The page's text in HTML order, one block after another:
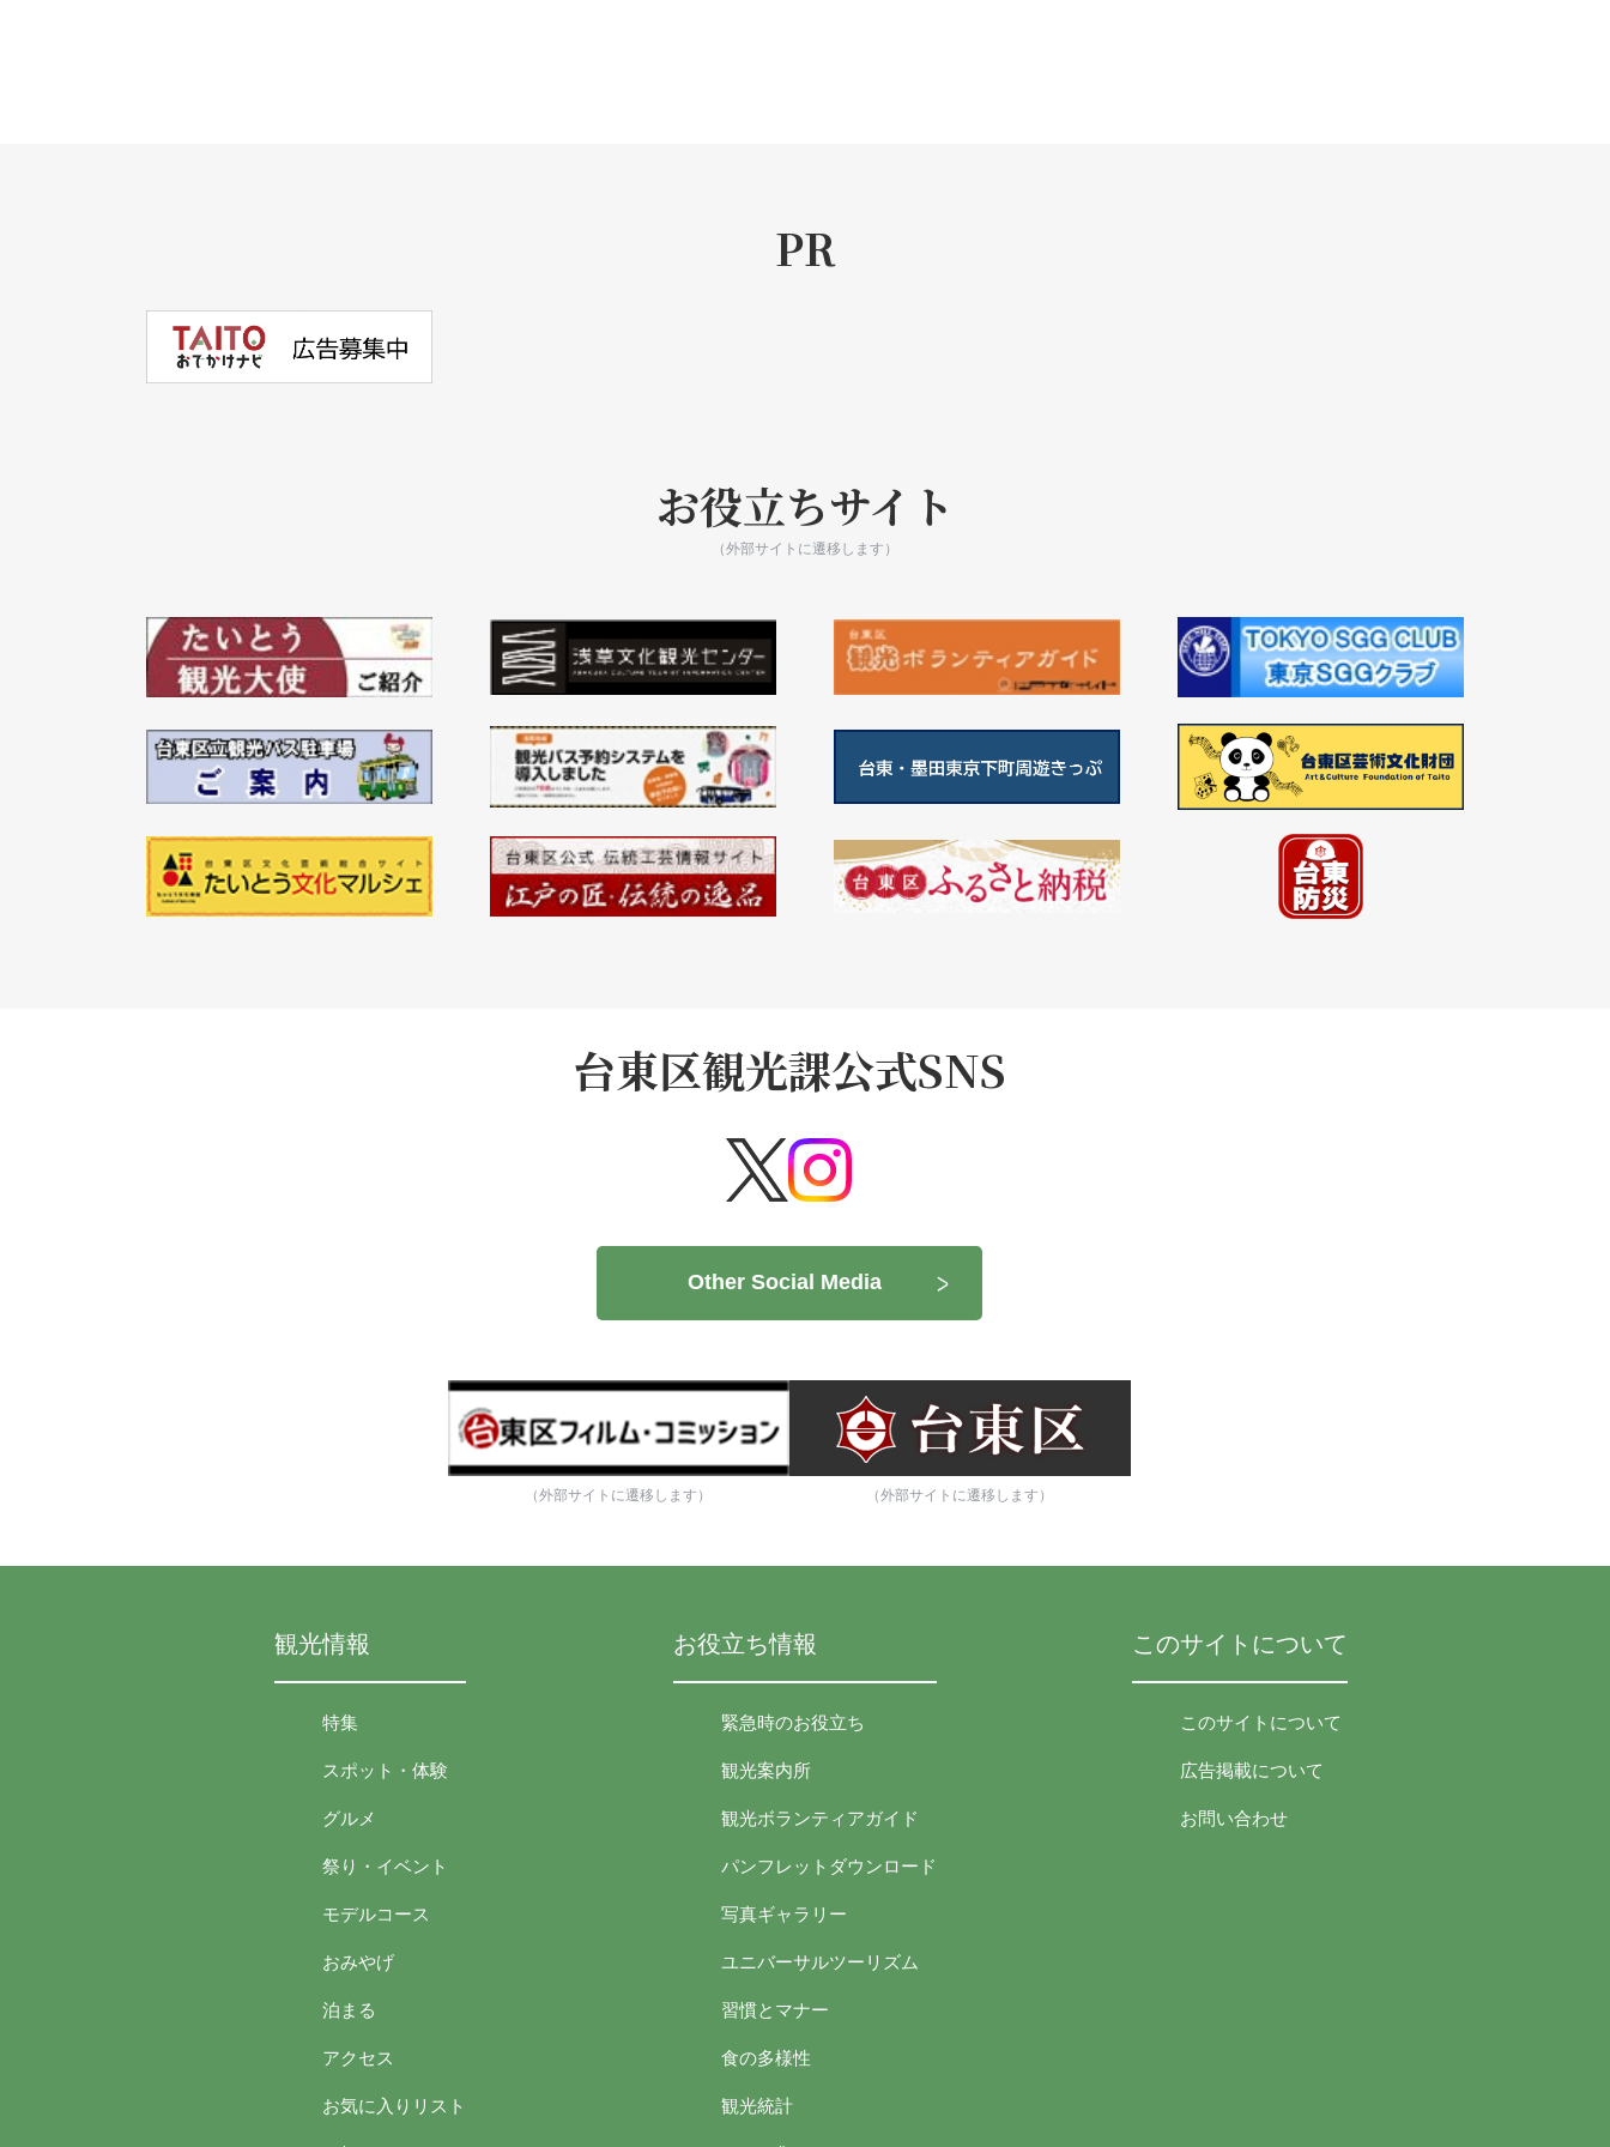
PR
お役立ちサイト
（外部サイトに遷移します）
台東区観光課公式SNS
Other Social Media
（外部サイトに遷移します） （外部サイトに遷移します）
観光情報
特集
スポット・体験
グルメ
祭り・イベント
モデルコース
おみやげ
泊まる
アクセス
お気に入りリスト
お役立ち情報
緊急時のお役立ち
観光案内所
観光ボランティアガイド
パンフレットダウンロード
写真ギャラリー
ユニバーサルツーリズム
習慣とマナー
食の多様性
観光統計
このサイトについて
このサイトについて
広告掲載について
お問い合わせ